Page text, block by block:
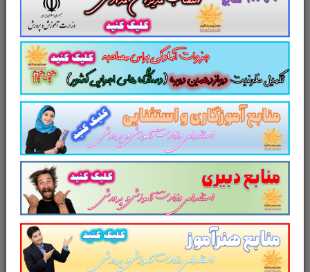
تستمعماري بومي
(168 تست در 51
تستمباني برنامه ريزي فضاهاي شهري
(100 سوال تستی در 34 صفحه)
تستمقاومت مصالح و سازه هاي فلزي (60
تست در 14 صفحه)
لینک دانلود
جزوهمنابع عمومی آزمون
استخدامی نیروی انسانی بانکملت